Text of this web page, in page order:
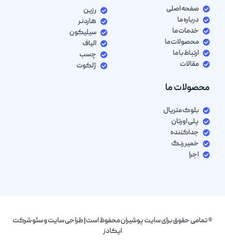
صفحه اصلی
درباره ما
خدمات ما
محصولات ما
ارتباط با ما
مقالات
رزین
هاردنر
سیلیکون
الیاف
چسب
ژلکوت
محصولات ما
بلوک متریال
پلی اورتان
جداکننده
خمیر رنگ
اجرا
© تمامی حقوق برای سایت پوشیران محفوظ است| طراحی سایت و سئو شرکت
ایکادز